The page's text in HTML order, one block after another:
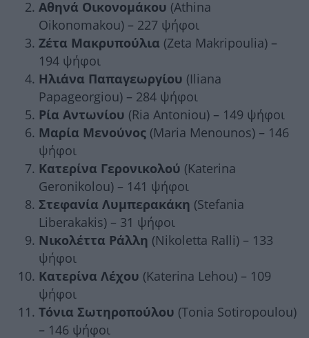
Αθηνά Οικονομάκου (Athina
Oikonomakou) – 227 ψήφοι
Ζέτα Μακρυπούλια (Zeta Makripoulia) –
194 ψήφοι
Ηλιάνα Παπαγεωργίου (Iliana
Papageorgiou) – 284 ψήφοι
Ρία Αντωνίου (Ria Antoniou) – 149 ψήφοι
Μαρία Μενούνος (Maria Menounos) – 146
ψήφοι
Κατερίνα Γερονικολού (Katerina
Geronikolou) – 141 ψήφοι
Στεφανία Λυμπερακάκη (Stefania
Liberakakis) – 31 ψήφοι
Νικολέττα Ράλλη (Nikoletta Ralli) – 133
ψήφοι
Κατερίνα Λέχου (Katerina Lehou) – 109
ψήφοι
Τόνια Σωτηροπούλου (Tonia Sotiropoulou)
– 146 ψήφοι